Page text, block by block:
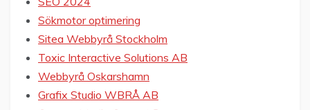
Sökmotor optimering
Sitea Webbyrå Stockholm
Toxic Interactive Solutions AB
Webbyrå Oskarshamn
Grafix Studio WBRÅ AB